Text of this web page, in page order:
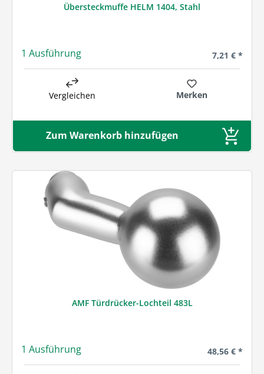
Übersteckmuffe HELM 1404, Stahl
1 Ausführung Regulärer
7,21 € *
Vergleichen Merken
Zum Warenkorb hinzufügen
AMF Türdrücker-Lochteil 483L
1 Ausführung Regulärer
48,56 € *